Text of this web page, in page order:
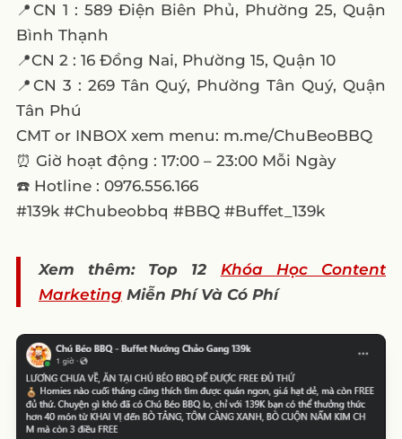
📍CN 1 : 589 Điện Biên Phủ, Phường 25, Quận
Bình Thạnh
📍CN 2 : 16 Đồng Nai, Phường 15, Quận 10
📍CN 3 : 269 Tân Quý, Phường Tân Quý, Quận
Tân Phú
CMT or INBOX xem menu: m.me/ChuBeoBBQ
⏰ Giờ hoạt động : 17:00 – 23:00 Mỗi Ngày
☎️ Hotline : 0976.556.166
#139k #Chubeobbq #BBQ #Buffet_139k
Xem thêm: Top 12 Khóa Học Content
MarketingMiễn Phí Và Có Phí